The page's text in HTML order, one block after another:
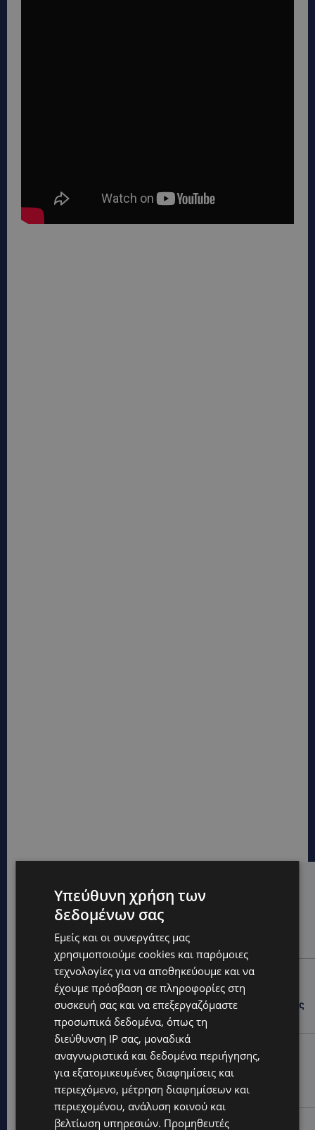
Hot this week
UPDATES
ΦΩΤΟ: Αγνοείται 51χρονος – Έκκληση της
Αστυνομίας για τον εντοπισμό του
UPDATES
ΣΤΑΥΡΟΣ ΓΙΑΛΛΟΥΡΙΔΗΣ: «Ευχάριστα νέα» για τους
«κουρεμένους» του 2013 – Τι του ανακοίνωσε ο Νίκος
Χριστοδουλίδης το πρωί της Κυριακής -(Βίντεο)
ΚΙΤΡΙΝΗ ΠΡΟΕΙΔΟΠΟΙΗΣΗ: Έτοιμοι για παραλία –
Στους 40°C και σήμερα η Κύπρος-Πότε θα τεθεί σε
ισχύ
UPDATES
Υπεύθυνη χρήση των
δεδομένων σας
Εμείς και οι συνεργάτες μας
χρησιμοποιούμε cookies και παρόμοιες
τεχνολογίες για να αποθηκεύουμε και να
έχουμε πρόσβαση σε πληροφορίες στη
συσκευή σας και να επεξεργαζόμαστε
προσωπικά δεδομένα, όπως τη
διεύθυνση IP σας, μοναδικά
αναγνωριστικά και δεδομένα περιήγησης,
για εξατομικευμένες διαφημίσεις και
περιεχόμενο, μέτρηση διαφημίσεων και
περιεχομένου, ανάλυση κοινού και
βελτίωση υπηρεσιών. Προμηθευτές